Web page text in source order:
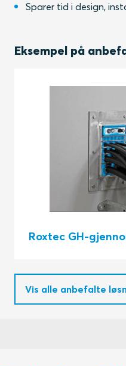
Sparer tid i design,
Eksempel på
Roxtec GH-
Vis alle anbefalte